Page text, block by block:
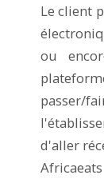
Le client
ou
passer/
d'aller